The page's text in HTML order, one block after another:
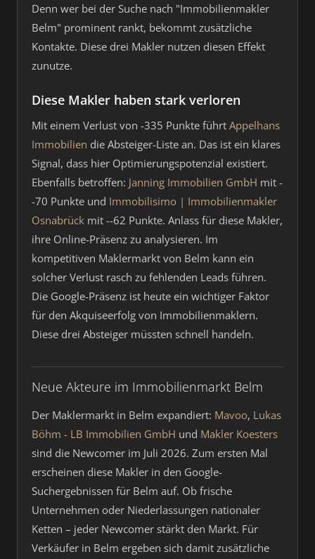
Denn wer bei der Suche nach "Immobilienmakler
Belm" prominent rankt, bekommt zusätzliche
Kontakte. Diese drei Makler nutzen diesen Effekt
zunutze.
Diese Makler haben stark verloren
Mit einem Verlust von -335 Punkte führt Appelhans
Immobilien die Absteiger-Liste an. Das ist ein klares
Signal, dass hier Optimierungspotenzial existiert.
Ebenfalls betroffen: Janning Immobilien GmbH mit -
-70 Punkte und Immobilisimo | Immobilienmakler
Osnabrück mit --62 Punkte. Anlass für diese Makler,
ihre Online-Präsenz zu analysieren. Im
kompetitiven Maklermarkt von Belm kann ein
solcher Verlust rasch zu fehlenden Leads führen.
Die Google-Präsenz ist heute ein wichtiger Faktor
für den Akquiseerfolg von Immobilienmaklern.
Diese drei Absteiger müssten schnell handeln.
Neue Akteure im Immobilienmarkt Belm
Der Maklermarkt in Belm expandiert: Mavoo, Lukas
Böhm - LB Immobilien GmbH und Makler Koesters
sind die Newcomer im Juli 2026. Zum ersten Mal
erscheinen diese Makler in den Google-
Suchergebnissen für Belm auf. Ob frische
Unternehmen oder Niederlassungen nationaler
Ketten – jeder Newcomer stärkt den Markt. Für
Verkäufer in Belm ergeben sich damit zusätzliche